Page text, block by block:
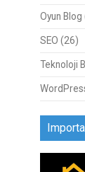
Oyun Blog
SEO (26)
Teknoloji